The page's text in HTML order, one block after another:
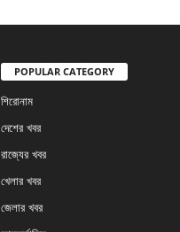
POPULAR CATEGORY
শিরোনাম
দেশের খবর
রাজ্যের খবর
খেলার খবর
জেলার খবর